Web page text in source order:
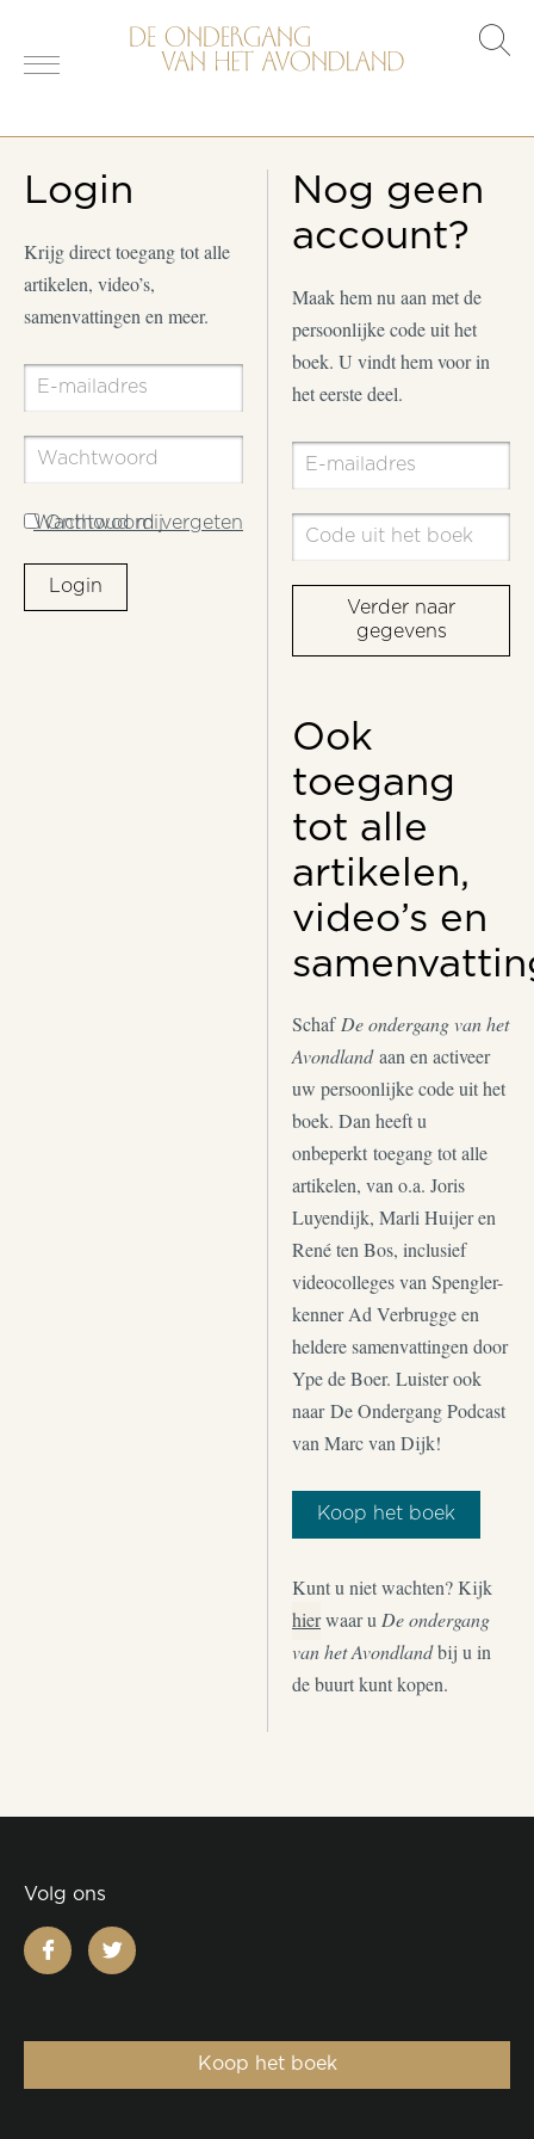
Login
Krijg direct toegang tot alle
artikelen, video’s,
samenvattingen en meer.
Wachtwoord vergeten
Onthoud mij
Login
Nog geen
account?
Maak hem nu aan met de
persoonlijke code uit het
boek. U vindt hem voor in
het eerste deel.
Verder naar
gegevens
Ook
toegang
tot alle
artikelen,
video’s en
Schaf De ondergang van het
Avondlandaan en activeer
uw persoonlijke code uit het
boek. Dan heeft u
onbeperkt toegang tot alle
artikelen, van o.a. Joris
Luyendijk, Marli Huijer en
René ten Bos, inclusief
videocolleges van Spengler-
kenner Ad Verbrugge en
heldere samenvattingen door
Ype de Boer. Luister ook
naar De Ondergang Podcast
van Marc van Dijk!
Koop het boek
Kunt u niet wachten? Kijk
hierwaar u De ondergang
van het Avondlandbij u in
de buurt kunt kopen.
Volg ons
facebooktwitter
Koop het boek